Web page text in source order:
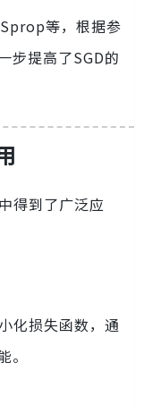
等，根据参
步提高了SGD的
得到了广泛应
化损失函数，通